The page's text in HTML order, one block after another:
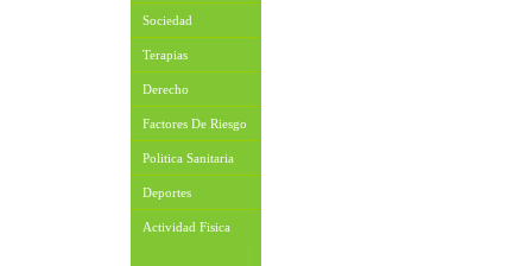
Sociedad
Terapias
Derecho
Factores De Riesgo
Politica Sanitaria
Deportes
Actividad Fisica